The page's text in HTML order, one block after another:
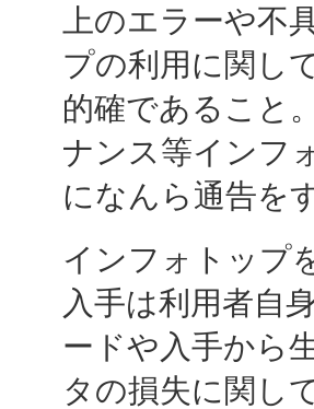
上のエラーや不
プの利用に関し
的確であること
ナンス等インフ
になんら通告を
インフォトップ
入手は利用者自
ードや入手から
タの損失に関し